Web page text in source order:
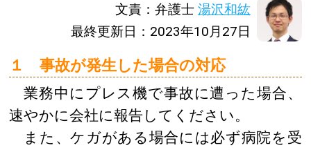
文責：弁護士 湯沢和紘
最終更新日：2023年10月27日
１ 事故が発生した場合の対応
業務中にプレス機で事故に遭った場合、
速やかに会社に報告してください。
また、ケガがある場合には必ず病院を受